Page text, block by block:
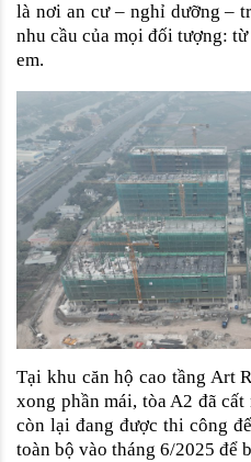
là nơi an cư – nghỉ dưỡng –
nhu cầu của mọi đối tượng:
em.
Tại khu căn hộ cao tầng Art
xong phần mái, tòa A2 đã
còn lại đang được thi công
toàn bộ vào tháng 6/2025 để